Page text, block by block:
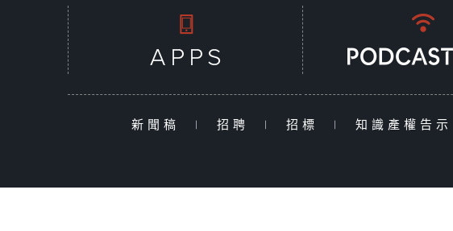
新聞稿 | 招聘 | 招標 | 知識產權告示